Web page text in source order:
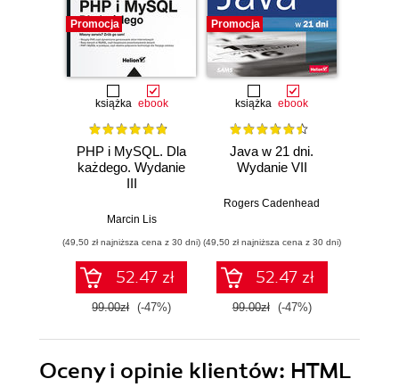
Promocja
książka ebook
PHP i MySQL. Dla
każdego. Wydanie
III
Marcin Lis
(49,50 zł najniższa cena z 30 dni)
52.47 zł
99.00zł (-47%)
Promocja
książka ebook
Java w 21 dni.
Wydanie VII
Rogers Cadenhead
(49,50 zł najniższa cena z 30 dni)
52.47 zł
99.00zł (-47%)
Oceny i opinie klientów: HTML